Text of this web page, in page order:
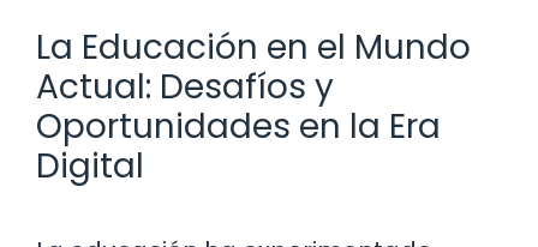
La Educación en el Mundo
Actual: Desafíos y
Oportunidades en la Era
Digital